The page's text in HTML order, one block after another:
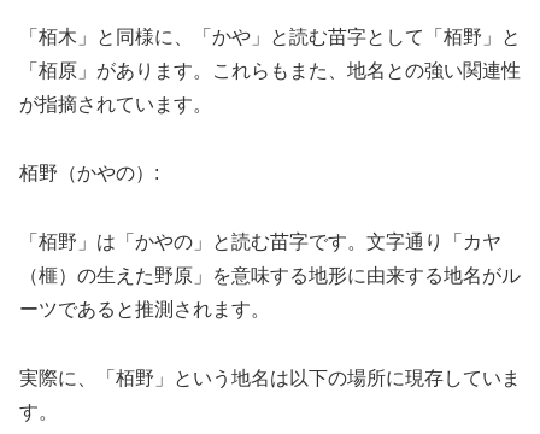
「栢木」と同様に、「かや」と読む苗字として「栢野」と
「栢原」があります。これらもまた、地名との強い関連性
が指摘されています。
栢野（かやの）:
「栢野」は「かやの」と読む苗字です。文字通り「カヤ
（榧）の生えた野原」を意味する地形に由来する地名がル
ーツであると推測されます。
実際に、「栢野」という地名は以下の場所に現存していま
す。